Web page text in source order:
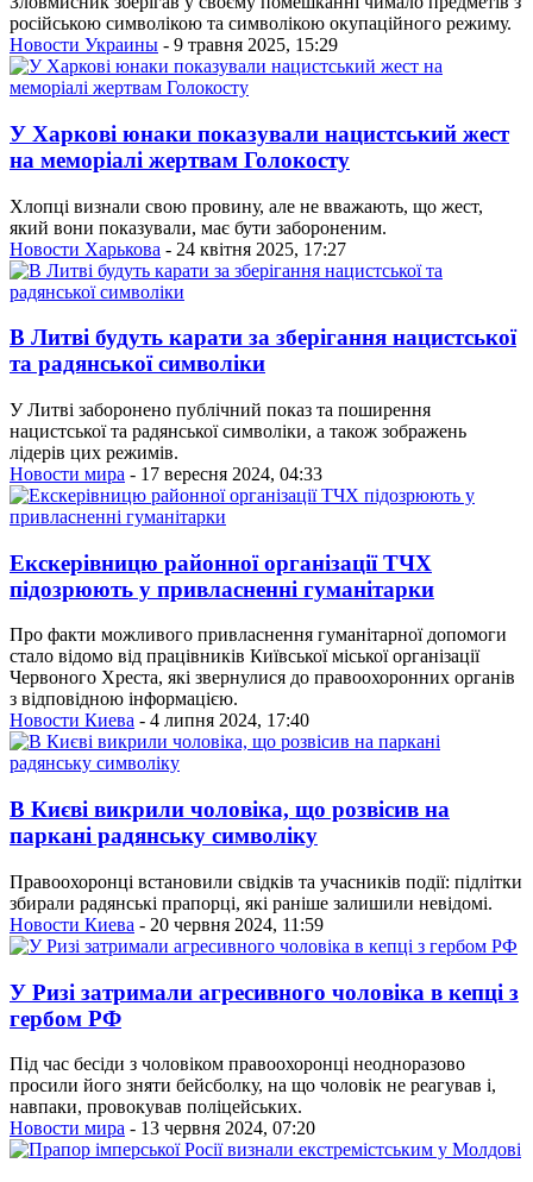
російською символікою та символікою окупаційного режиму.
Новости Украины - 9 травня 2025, 15:29
У Харкові юнаки показували нацистський жест
на меморіалі жертвам Голокосту
Хлопці визнали свою провину, але не вважають, що жест,
який вони показували, має бути забороненим.
Новости Харькова - 24 квітня 2025, 17:27
В Литві будуть карати за зберігання нацистської
та радянської символіки
У Литві заборонено публічний показ та поширення
нацистської та радянської символіки, а також зображень
лідерів цих режимів.
Новости мира - 17 вересня 2024, 04:33
Екскерівницю районної організації ТЧХ
підозрюють у привласненні гуманітарки
Про факти можливого привласнення гуманітарної допомоги
стало відомо від працівників Київської міської організації
Червоного Хреста, які звернулися до правоохоронних органів
з відповідною інформацією.
Новости Киева - 4 липня 2024, 17:40
В Києві викрили чоловіка, що розвісив на
паркані радянську символіку
Правоохоронці встановили свідків та учасників події: підлітки
збирали радянські прапорці, які раніше залишили невідомі.
Новости Киева - 20 червня 2024, 11:59
У Ризі затримали агресивного чоловіка в кепці з
гербом РФ
Під час бесіди з чоловіком правоохоронці неодноразово
просили його зняти бейсболку, на що чоловік не реагував і,
навпаки, провокував поліцейських.
Новости мира - 13 червня 2024, 07:20